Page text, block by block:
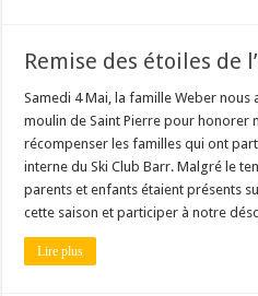
Remise des étoiles de
Samedi 4 Mai, la famille Weber
moulin de Saint Pierre pour honorer
récompenser les familles qui ont
interne du Ski Club Barr. Malgré le
parents et enfants étaient présents
cette saison et participer à notre
Lire plus